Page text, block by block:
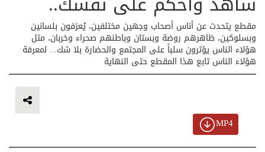
مقطع يتحدث عن أناس أصحاب وجهين مختلفين، يُعرَفون بلسانين
وبسلوكين، ظاهرهم روضة وبستان وباطنهم صحراء وخربان، مثل
هؤلاء الناس يؤثرون سلباً على المجتمع والحضارة بلا شك... لمعرفة
هؤلاء الناس تابع هذا المقطع حتى النهاية
MP4